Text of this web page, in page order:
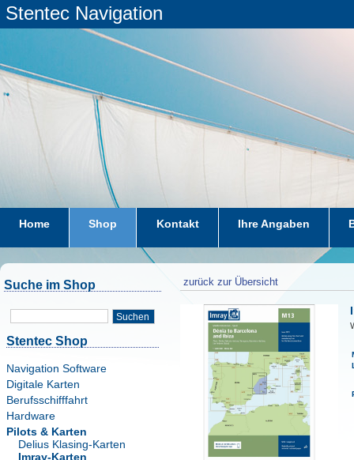
Stentec Navigation
Home Shop Kontakt Ihre Angaben
Suche im Shop
Suchen
Stentec Shop
Navigation Software
Digitale Karten
Berufsschifffahrt
Hardware
Pilots & Karten
Delius Klasing-Karten
Imray-Karten
zurück zur Übersicht